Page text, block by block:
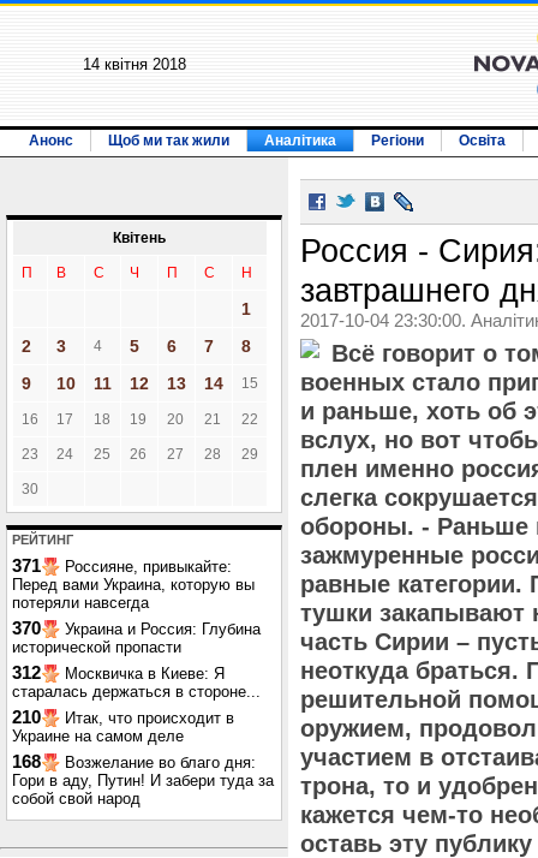
14 квiтня 2018
Анонс Щоб ми так жили Аналітика Регіони Освіта
Квiтень
П В С Ч П С Н
1
2
3 4 5 6 7
8
9
10 11 12 13 14 15
16 17 18 19 20 21 22
23 24 25 26 27 28 29
30
РЕЙТИНГ
371
Россияне, привыкайте:
Перед вами Украина, которую вы
потеряли навсегда
370
Украина и Россия: Глубина
исторической пропасти
312
Москвичка в Киеве: Я
старалась держаться в стороне...
210
Итак, что происходит в
Украине на самом деле
168
Возжелание во благо дня:
Гори в аду, Путин! И забери туда за
собой свой народ
Россия -
завтрашнего
2017-10-04 23:30:00.
Всё говорит о
военных стало
и раньше, хоть об
вслух, но вот
плен именно
слегка
обороны. - Раньше
зажмуренные
равные
тушки закапывают
часть Сирии –
неоткуда браться.
решительной
оружием,
участием в
трона, то и
кажется чем-то
оставь эту